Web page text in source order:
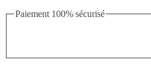
Paiement 100% sécurisé